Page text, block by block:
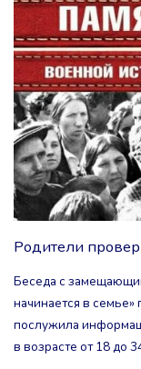
ОНИ
И
С
НАМ
ДО
Родители
Беседа с
начинается в
послужила
в возрасте от 18 до